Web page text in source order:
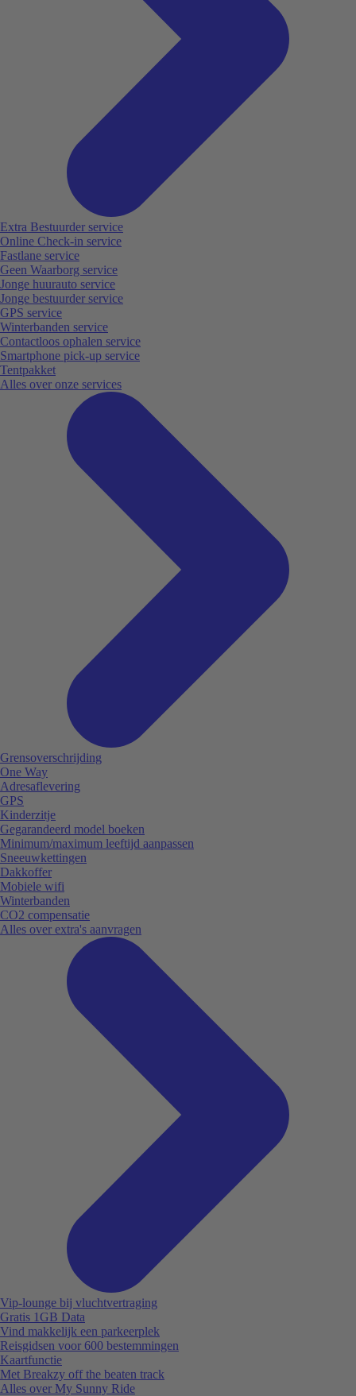
Extra Bestuurder service
Online Check-in service
Fastlane service
Geen Waarborg service
Jonge huurauto service
Jonge bestuurder service
GPS service
Winterbanden service
Contactloos ophalen service
Smartphone pick-up service
Tentpakket
Alles over onze services
Grensoverschrijding
One Way
Adresaflevering
GPS
Kinderzitje
Gegarandeerd model boeken
Minimum/maximum leeftijd aanpassen
Sneeuwkettingen
Dakkoffer
Mobiele wifi
Winterbanden
CO2 compensatie
Alles over extra's aanvragen
Vip-lounge bij vluchtvertraging
Gratis 1GB Data
Vind makkelijk een parkeerplek
Reisgidsen voor 600 bestemmingen
Kaartfunctie
Met Breakzy off the beaten track
Alles over My Sunny Ride